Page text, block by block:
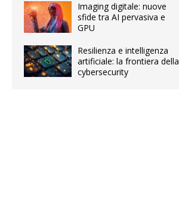
Imaging digitale: nuove
sfide tra AI pervasiva e
GPU
Resilienza e intelligenza
artificiale: la frontiera della
cybersecurity